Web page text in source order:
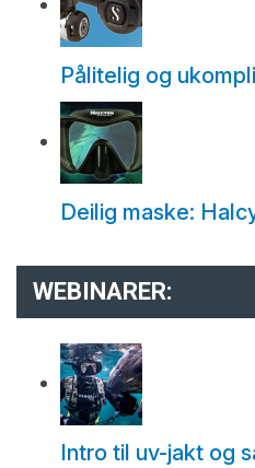
Pålitelig og
Deilig maske:
WEBINARER:
Intro til uv-jakt og